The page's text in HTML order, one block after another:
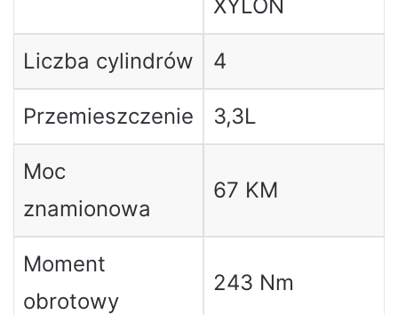
XYLON
Liczba cylindrów 4
Przemieszczenie 3,3L
Moc
znamionowa
67 KM
Moment
obrotowy
243 Nm